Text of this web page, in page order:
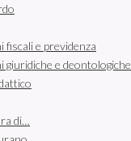
fiscali e previdenza
giuridiche e deontologiche
di…